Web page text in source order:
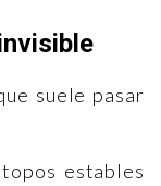
suele pasar
estables